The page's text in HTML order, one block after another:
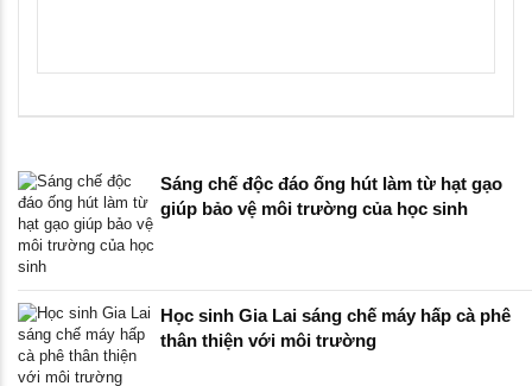
Sáng chế độc đáo ống hút làm từ hạt gạo
giúp bảo vệ môi trường của học sinh
Học sinh Gia Lai sáng chế máy hấp cà phê
thân thiện với môi trường